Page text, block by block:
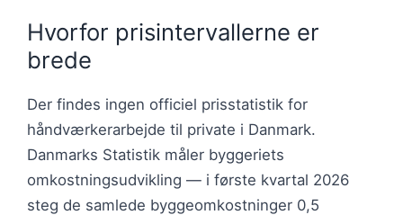
Hvorfor prisintervallerne er
brede
Der findes ingen officiel prisstatistik for
håndværkerarbejde til private i Danmark.
Danmarks Statistik måler byggeriets
omkostningsudvikling — i første kvartal 2026
steg de samlede byggeomkostninger 0,5